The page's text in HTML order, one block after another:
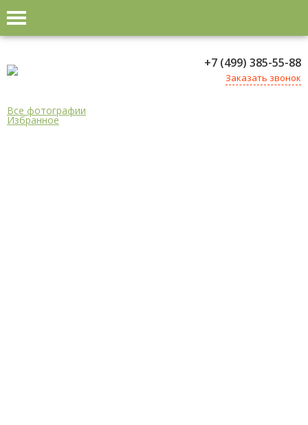
+7 (499) 385-55-88
Заказать звонок
Все фотографии
Избранное